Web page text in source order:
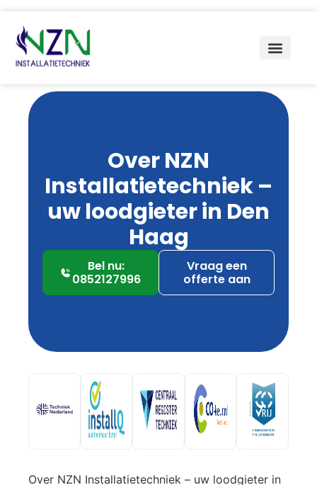
Over NZN
Installatietechniek –
uw loodgieter in Den
Haag
Bel nu:
0852127996
Vraag een
offerte aan
Over NZN Installatietechniek – uw loodgieter in